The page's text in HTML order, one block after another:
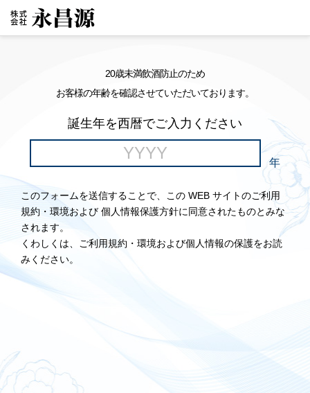
20歳未満飲酒防止のため
お客様の年齢を確認させていただいております。
誕生年を西暦でご入力ください
年
このフォームを送信することで、この WEB サイトのご利用
規約・環境および 個人情報保護方針に同意されたものとみな
されます。
くわしくは、ご利用規約・環境および個人情報の保護をお読
みください。